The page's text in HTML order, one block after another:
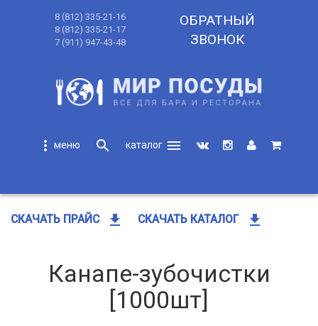
8 (812) 335-21-16
8 (812) 335-21-17
7 (911) 947-43-48
ОБРАТНЫЙ
ЗВОНОК
more_vert search
menu
СКАЧАТЬ ПРАЙС get_app СКАЧАТЬ КАТАЛОГ get_app
Канапе-зубочистки
[1000шт]